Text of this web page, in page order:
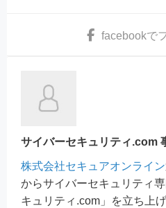
facebookで
サイバーセキュリティ.com
株式会社セキュアオンライン
からサイバーセキュリティ
キュリティ.com」を立ち上